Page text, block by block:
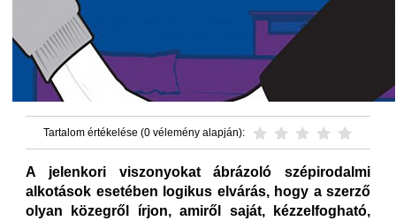
Tartalom értékelése (0 vélemény alapján):
A jelenkori viszonyokat ábrázoló szépirodalmi
alkotások esetében logikus elvárás, hogy a szerző
olyan közegről írjon, amiről saját, kézzelfogható,